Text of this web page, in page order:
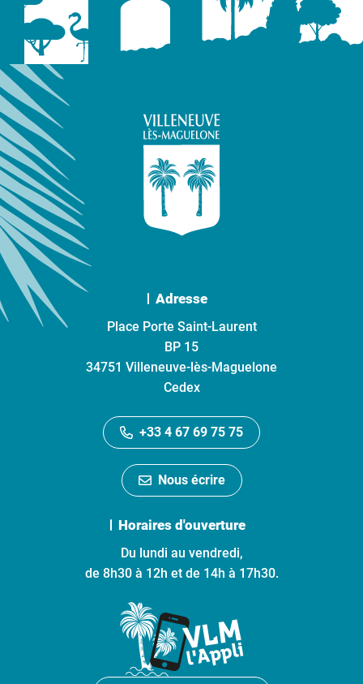
Adresse
Place Porte Saint-Laurent
BP 15
34751 Villeneuve-lès-Maguelone
Cedex
+33 4 67 69 75 75
Nous écrire
Horaires d'ouverture
Du lundi au vendredi,
de 8h30 à 12h et de 14h à 17h30.